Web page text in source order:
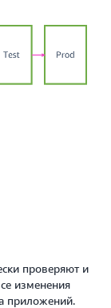
проверяют и
изменения
приложений.